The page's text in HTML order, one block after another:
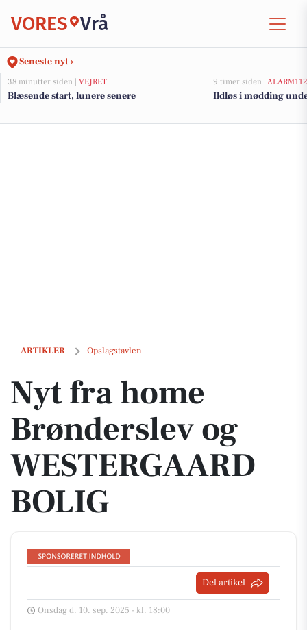
VORES Vrå
Seneste nyt ›
38 minutter siden | VEJRET
Blæsende start, lunere senere
9 timer siden | ALARM112
Ildløs i mødding
ARTIKLER Opslagstavlen
Nyt fra home Brønderslev og WESTERGAARD BOLIG
Nyt fra home
Brønderslev og
WESTERGAARD
BOLIG
Del artikel
Onsdag d. 10. sep. 2025 - kl. 18:00